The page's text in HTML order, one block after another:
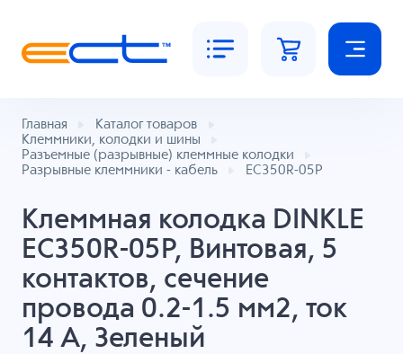
Главная
Каталог товаров
Клеммники, колодки и шины
Разъемные (разрывные) клеммные колодки
Разрывные клеммники - кабель
EC350R-05P
Клеммная колодка DINKLE
EC350R-05P, Винтовая, 5
контактов, сечение
провода 0.2-1.5 мм2, ток
14 A, Зеленый